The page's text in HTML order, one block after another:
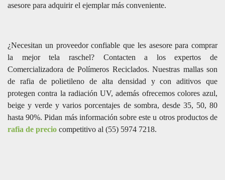
asesore para adquirir el ejemplar más conveniente.
¿Necesitan un proveedor confiable que les asesore para comprar
la mejor tela raschel? Contacten a los expertos de
Comercializadora de Polímeros Reciclados. Nuestras mallas son
de rafia de polietileno de alta densidad y con aditivos que
protegen contra la radiación UV, además ofrecemos colores azul,
beige y verde y varios porcentajes de sombra, desde 35, 50, 80
hasta 90%. Pidan más información sobre este u otros productos de
rafia de precio competitivo al (55) 5974 7218.